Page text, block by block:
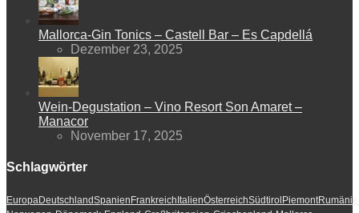
Mallorca-Gin Tonics – Castell Bar – Es Capdellá
Dezember 23, 2025
Wein-Degustation – Vino Resort Son Amaret –
Manacor
November 17, 2025
Schlagwörter
EuropaDeutschlandSpanienFrankreichItalienÖsterreichSüdtirolPiemont